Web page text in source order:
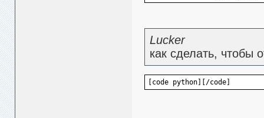
Lucker
как сделать, чтобы
[code python][/code]